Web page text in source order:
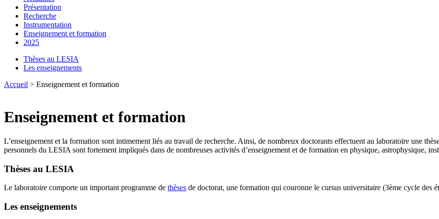
Présentation
Recherche
Instrumentation
Enseignement et formation
2025
Thèses au LESIA
Les enseignements
Accueil > Enseignement et formation
Enseignement et formation
L’enseignement et la formation sont intimement liés au travail de recherche. Ainsi, de nombreux doctorants effectuent au laboratoire une
personnels du LESIA sont fortement impliqués dans de nombreuses activités d’enseignement et de formation en physique, astrophysique,
Thèses au LESIA
Le laboratoire comporte un important programme de thèses de doctorat, une formation qui couronne le cursus universitaire (3ème cycle des
Les enseignements